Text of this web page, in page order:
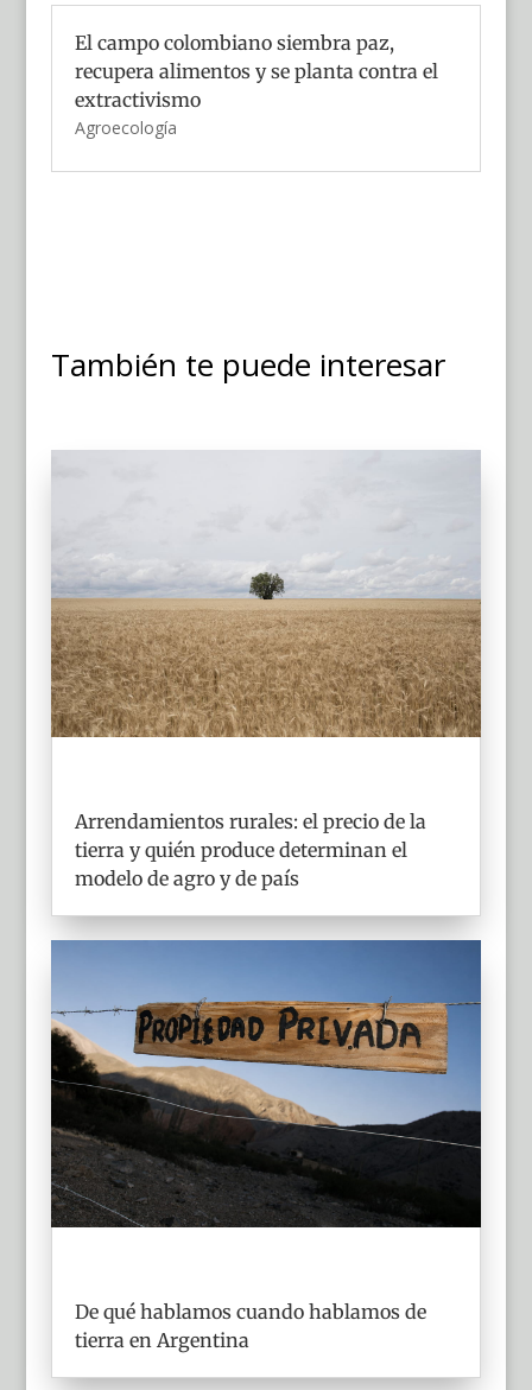
El campo colombiano siembra paz,
recupera alimentos y se planta contra el
extractivismo
Agroecología
También te puede interesar
Arrendamientos rurales: el precio de la
tierra y quién produce determinan el
modelo de agro y de país
De qué hablamos cuando hablamos de
tierra en Argentina